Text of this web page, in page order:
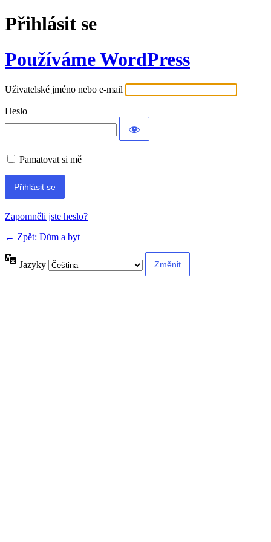
Přihlásit se
Používáme WordPress
Uživatelské jméno nebo e-mail
Heslo
Pamatovat si mě
Alternative:
Zapomněli jste heslo?
← Zpět: Dům a byt
Jazyky